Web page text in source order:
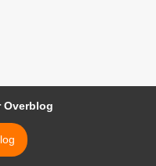
Overblog